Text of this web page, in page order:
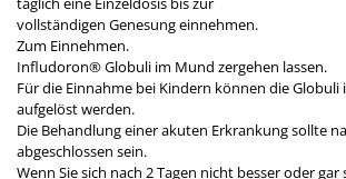
vollständigen Genesung einnehmen.
Zum Einnehmen.
Infludoron® Globuli im Mund zergehen lassen.
Für die Einnahme bei Kindern können die Globuli
aufgelöst werden.
Die Behandlung einer akuten Erkrankung sollte
abgeschlossen sein.
Wenn Sie sich nach 2 Tagen nicht besser oder